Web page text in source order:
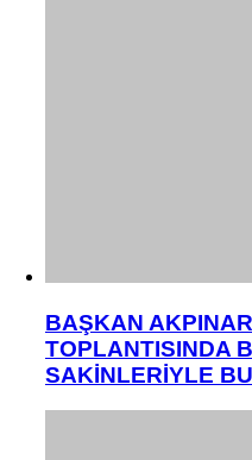
BAŞKAN
TOPLANTISINDA
SAKİNLERİYLE